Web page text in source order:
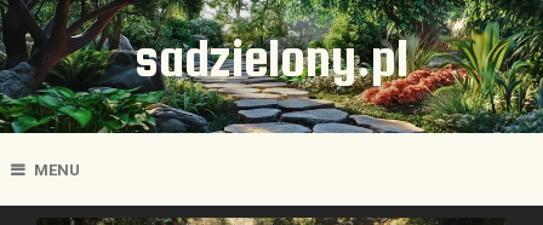
sadzielony.pl
MENU